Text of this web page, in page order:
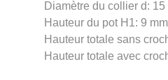
Diamètre du collier d: 15
Hauteur du pot H1: 9 mm
Hauteur totale sans
Hauteur totale avec